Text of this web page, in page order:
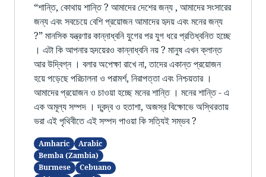
“শান্তি, কোথায় শান্তি ? আমাদের দেশের জন্য , আমাদের সংসারের
জন্য এবং সবচেয়ে বেশি প্রয়োজন আমাদের হৃদয় এবং মনের জন্য
?” মানসিক যন্ত্রণার কান্নাধ্বনি যুগের পর যুগ ধরে প্রতিধ্বনিত হচ্ছে
। এটা কি আপনার হৃদয়েরও কান্নাধ্বনি নয় ? মানুষ এখন ক্লান্ত
আর উদ্বিগ্ন । বলার অপেক্ষা রাখে না, তাদের একান্ত প্রয়োজন
হয়ে পড়েছে পরিচালনা ও পরামর্শ, নিরাপত্তা এবং নিশ্চয়তার ।
আমাদের প্রয়োজন ও চাওয়া হচ্ছে মনের শান্তি । মনের শান্তি - এ
এক অমূল্য সম্পদ । দ্বন্দ্ব ও হতাশা, অজস্র বিক্ষোভে অস্থিরতায়
ভরা এই পৃথিবীতে এই সম্পদ পাওয়া কি সত্যিই সম্ভব ?
Amharic
Arabic
Bemba (Zambia)
Burmese
Cebuano